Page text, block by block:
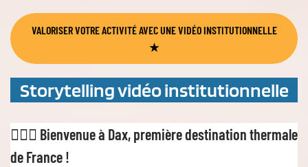
VALORISERVOTRE ACTIVITÉ AVEC UNE VIDÉO INSTITUTIONNELLE
★
Storytelling vidéo institutionnelle
🙋🏻‍♀️ Bienvenue à Dax, première destination thermale
de France !